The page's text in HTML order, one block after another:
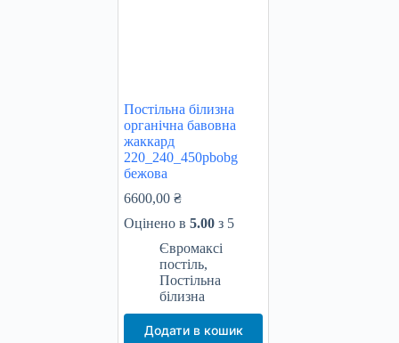
Постільна білизна
органічна бавовна
жаккард
220_240_450pbobg
бежова
6600,00₴
Оцінено в5.00 з 5
Євромаксі
постіль,
Постільна
білизна
Додати в кошик